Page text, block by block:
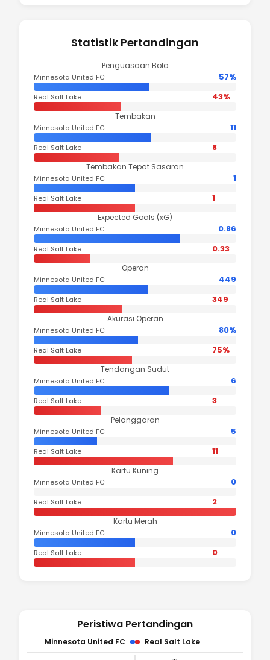
Statistik Pertandingan
Penguasaan Bola
Minnesota United FC 57%
Real Salt Lake 43%
Tembakan
Minnesota United FC 11
Real Salt Lake 8
Tembakan Tepat Sasaran
Minnesota United FC 1
Real Salt Lake 1
Expected Goals (xG)
Minnesota United FC 0.86
Real Salt Lake 0.33
Operan
Minnesota United FC 449
Real Salt Lake 349
Akurasi Operan
Minnesota United FC 80%
Real Salt Lake 75%
Tendangan Sudut
Minnesota United FC 6
Real Salt Lake 3
Pelanggaran
Minnesota United FC 5
Real Salt Lake 11
Kartu Kuning
Minnesota United FC 0
Real Salt Lake 2
Kartu Merah
Minnesota United FC 0
Real Salt Lake 0
Peristiwa Pertandingan
Minnesota United FC Real Salt Lake